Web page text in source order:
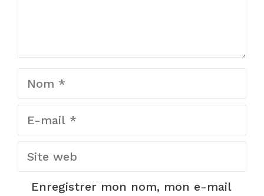
Nom
E-
Site
Enregistrer mon nom, mon e-mail